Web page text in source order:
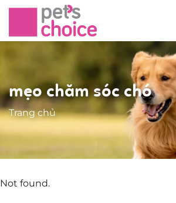
mẹo chăm sóc chó
Trang chủ
Not found.